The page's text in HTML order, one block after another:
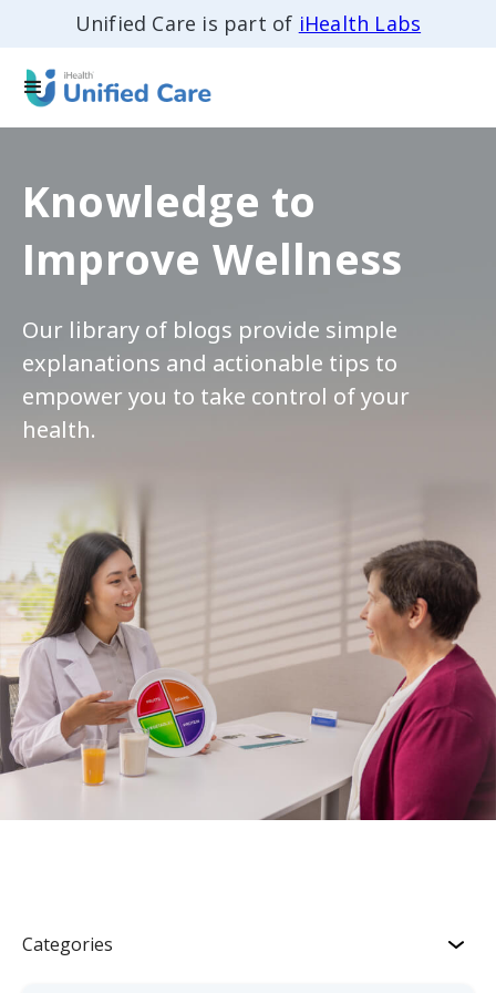
Unified Care is part of iHealth Labs
Knowledge to
Improve Wellness
Our library of blogs provide simple
explanations and actionable tips to
empower you to take control of your
health.
Categories